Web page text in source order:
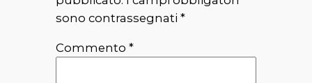
sono contrassegnati *
Commento *